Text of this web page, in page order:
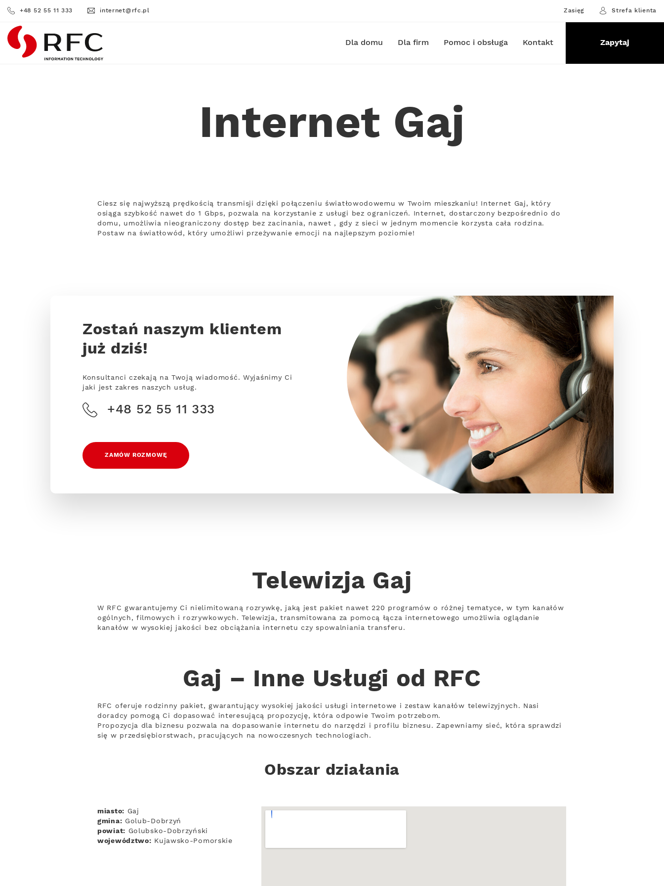
+48 52 55 11 333 internet@rfc.pl Zasięg Strefa klienta
RFC Dla domu Dla firm Pomoc i obsługa Kontakt Zapytaj
Internet Gaj
Ciesz się najwyższą prędkością transmisji dzięki połączeniu światłowodowemu w Twoim mieszkaniu! Internet Gaj, który
osiąga szybkość nawet do 1 Gbps, pozwala na korzystanie z usługi bez ograniczeń. Internet, dostarczony bezpośrednio do
domu, umożliwia nieograniczony dostęp bez zacinania, nawet , gdy z sieci w jednym momencie korzysta cała rodzina.
Postaw na światłowód, który umożliwi przeżywanie emocji na najlepszym poziomie!
Zostań naszym klientem
już dziś!
Konsultanci czekają na Twoją wiadomość. Wyjaśnimy Ci
jaki jest zakres naszych usług.
+48 52 55 11 333
ZAMÓW ROZMOWĘ
Telewizja Gaj
W RFC gwarantujemy Ci nielimitowaną rozrywkę, jaką jest pakiet nawet 220 programów o różnej tematyce, w tym kanałów
ogólnych, filmowych i rozrywkowych. Telewizja, transmitowana za pomocą łącza internetowego umożliwia oglądanie
kanałów w wysokiej jakości bez obciążania internetu czy spowalniania transferu.
Gaj – Inne Usługi od RFC
RFC oferuje rodzinny pakiet, gwarantujący wysokiej jakości usługi internetowe i zestaw kanałów telewizyjnych. Nasi
doradcy pomogą Ci dopasować interesującą propozycję, która odpowie Twoim potrzebom.
Propozycja dla biznesu pozwala na dopasowanie internetu do narzędzi i profilu biznesu. Zapewniamy sieć, która sprawdzi
się w przedsiębiorstwach, pracujących na nowoczesnych technologiach.
Obszar działania
miasto: Gaj
gmina: Golub-Dobrzyń
powiat: Golubsko-Dobrzyński
województwo: Kujawsko-Pomorskie